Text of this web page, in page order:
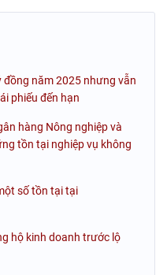
đồng năm 2025 nhưng vẫn
phiếu đến hạn
hàng Nông nghiệp và
tồn tại nghiệp vụ không
số tồn tại tại
hộ kinh doanh trước lộ